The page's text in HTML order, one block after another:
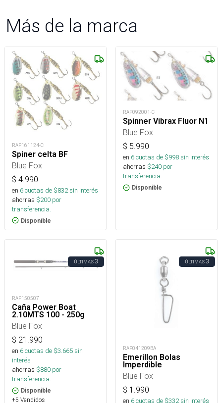
Más de la marca
RAP161124-C
Spiner celta BF
Blue Fox
$ 4.990
en 6cuotas de $832sin interés
ahorras $200 por
transferencia.
Disponible
RAP092001-C
Spinner Vibrax Fluor N1
Blue Fox
$ 5.990
en 6cuotas de $998sin interés
ahorras $240 por
transferencia.
Disponible
ÚLTIMAS3
RAP150507
Caña Power Boat
2.10MTS 100 - 250g
Blue Fox
$ 21.990
en 6cuotas de $3.665sin
interés
ahorras $880 por
transferencia.
Disponible
+5 Vendidos
ÚLTIMAS3
RAP041209BA
Emerillon Bolas
Imperdible
Blue Fox
$ 1.990
en 6cuotas de $332sin interés